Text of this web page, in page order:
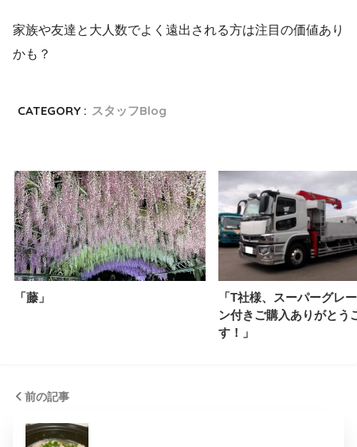
家族や友達と大人数でよく遠出される方は注目の価値あり
かも？
CATEGORY : スタッフBlog
「藤」
「T社様、スーパーグレ
ン付きご購入ありがとう
す！」
前の記事